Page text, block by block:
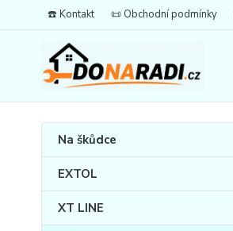
☎️ Kontakt 📜 Obchodní podmínky
Na škůdce
EXTOL
XT LINE